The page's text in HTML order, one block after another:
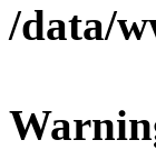
/data/